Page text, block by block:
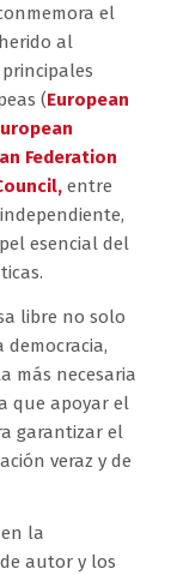
el
al
(European
Federation
,entre
esencial del
libre no solo
más necesaria
que apoyar el
garantizar el
veraz y de
la
autor y los